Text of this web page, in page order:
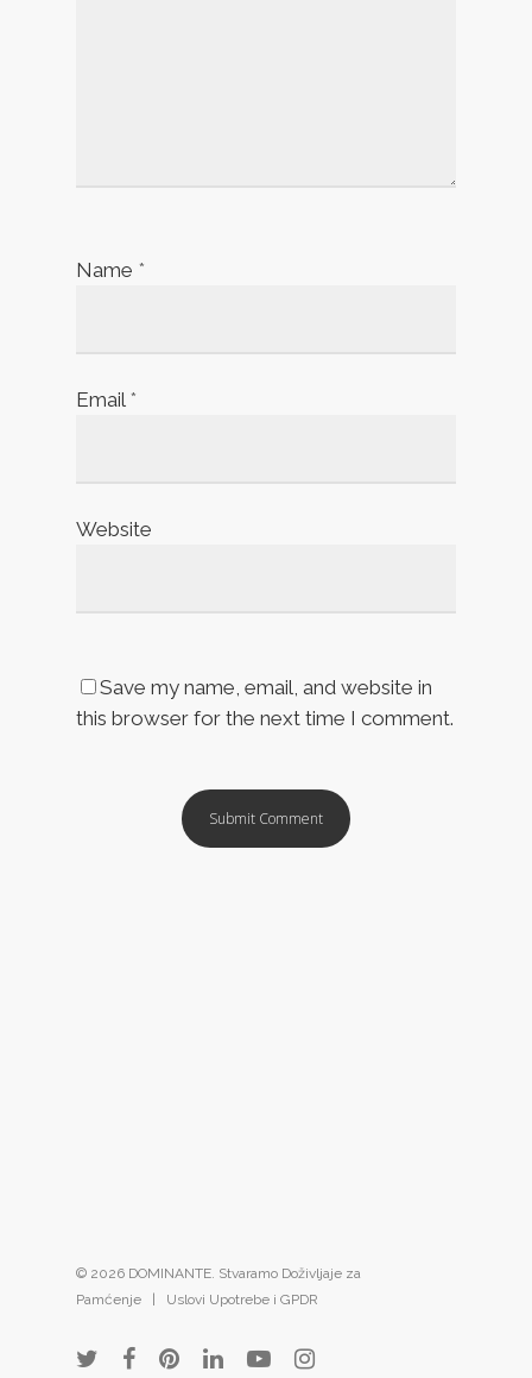
Name *
Email *
Website
Save my name, email, and website in
this browser for the next time I comment.
© 2026 DOMINANTE. Stvaramo Doživljaje za
Pamćenje | Uslovi Upotrebe i GPDR